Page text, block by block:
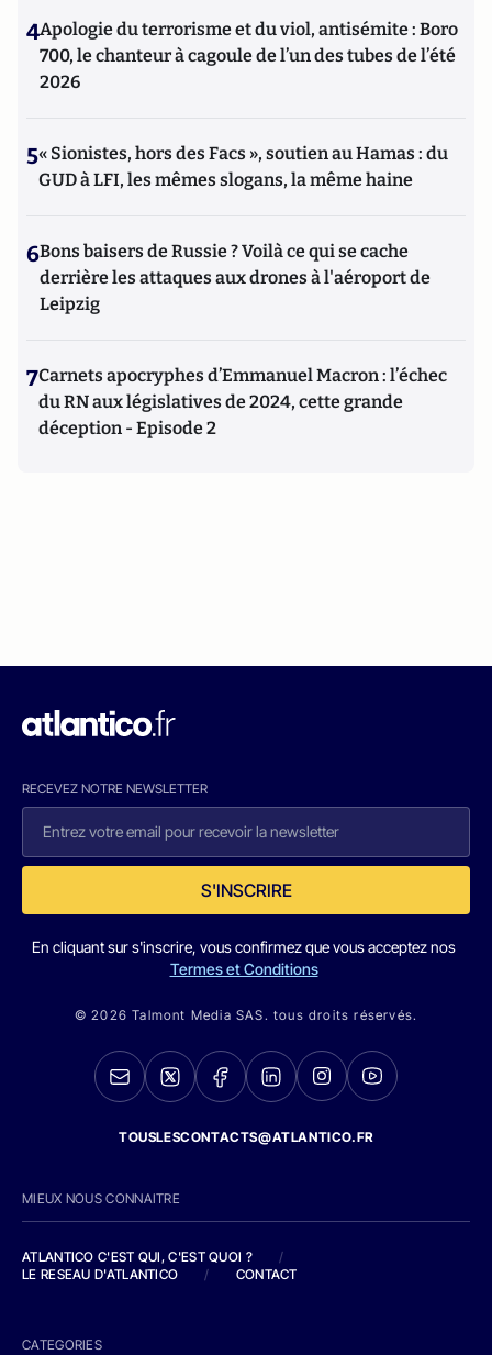
4Apologie du terrorisme et du viol, antisémite : Boro
700, le chanteur à cagoule de l’un des tubes de l’été
2026
5« Sionistes, hors des Facs », soutien au Hamas : du
GUD à LFI, les mêmes slogans, la même haine
6Bons baisers de Russie ? Voilà ce qui se cache
derrière les attaques aux drones à l'aéroport de
Leipzig
7Carnets apocryphes d’Emmanuel Macron : l’échec
du RN aux législatives de 2024, cette grande
déception - Episode 2
RECEVEZ NOTRE NEWSLETTER
S'INSCRIRE
En cliquant sur s'inscrire, vous confirmez que vous acceptez nos
Termes et Conditions
© 2026 Talmont Media SAS. tous droits réservés.
TOUSLESCONTACTS@ATLANTICO.FR
MIEUX NOUS CONNAITRE
ATLANTICO C'EST QUI, C'EST QUOI ?
/
LE RESEAU D'ATLANTICO
/ CONTACT
CATEGORIES